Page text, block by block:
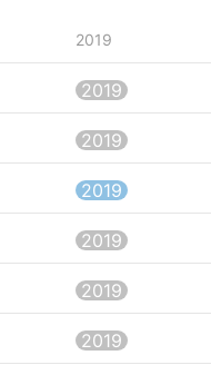
2019
2019
2019
2019
2019
2019
2019